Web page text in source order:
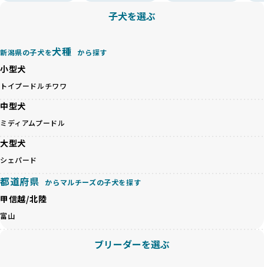
BreederFamiliesでは、以下の6項目を必須条件とし、これら
基づいた責任あるブリーディングを確保しています。
さらに、健康管理、社会性の育成、遺伝子検査、食事や運動
の質など、ワンちゃんの心身に配慮した飼育環境が整ってい
るかを評価する12項目の総合基準を設けています。これによ
り、より高い基準をクリアしたブリーダーだけを厳選してい
ます。
その結果、合格率10%未満という厳しい基準をクリアした優
良ブリーダーのみが登録されています。
BreederFamiliesでは、法令に準拠するだけでなく、ワンち
ゃんを家族のように愛するという理念を共有するブリーダー
のみを厳選しています。これにより、ユーザーの皆さんに安
心して選べる選択肢を提供しています。
「BreederFamilesのワンちゃんに優しい18の評価基準」は
こちら
接のヒアリング、現地確認を通じて厳しく評価しています。
の特徴を持つことで予測しにくい健康問題が発生する可能性
が高く、診断や治療も複雑化する場合があります。また、ミ
待する理想と現実が大きく異なることも少なくありません。
健康と性格を次世代に引き継ぐために、ミックス犬の繁殖を
避けます。無計画な交配がもたらすリスクを理解し、飼い主
殖を徹底しているのです。
一方、営利優先ブリーダーは流行や需要に応じて安易にミッ
が多く見受けられます。場合によっては、チワワ×ハスキー
等体格の異なるリスクの高い交配を行うこともあります。
ペットショップやペットオークションは、流通過程でワンち
られるなど、心身に大きな負担がかかります。このような環
ちゃんの社会性や基本的なしつけにも悪影響を与える可能性
子犬を選ぶ
新潟県の子犬を犬種 から探す
小型犬
トイプードルチワワ
中型犬
ミディアムプードル
大型犬
シェパード
都道府県 からマルチーズの子犬を探す
甲信越/北陸
富山
ブリーダーを選ぶ